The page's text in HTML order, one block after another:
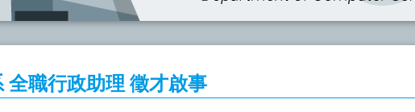
全職行政助理 徵才啟事